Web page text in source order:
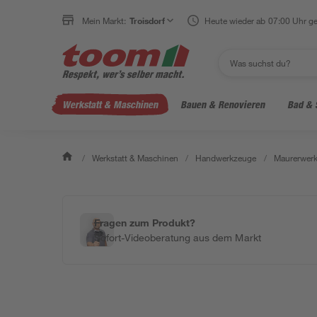
Mein Markt: Troisdorf Heute wieder ab 07:00 Uhr
Werkstatt & Maschinen Bauen & Renovieren Bad &
/ Werkstatt & Maschinen / Handwerkzeuge /
Fragen zum Produkt?
Sofort-Videoberatung aus dem Markt